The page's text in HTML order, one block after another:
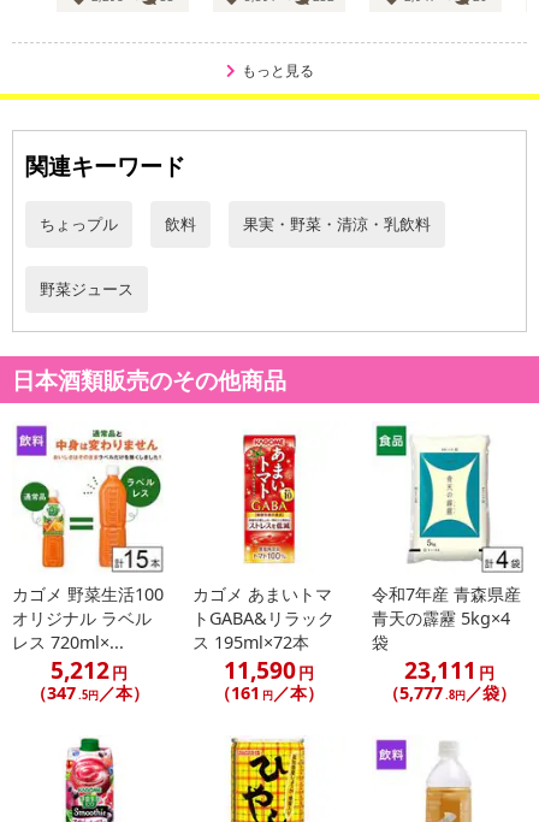
配送日、配送時間が異なる可能性がございます。
発送日カレンダー
休業日
■その他共通および商品カテゴリー別注意事項（※必ずご確認くだ
さい）
こちらの情報は 2026年07月09日 時点での情報となります。
もっと見る
関連キーワード
ちょっプル 飲料 果実・野菜・清涼・乳飲料
野菜ジュース
日本酒類販売のその他商品
カゴメ 野菜生活100
オリジナル ラベル
レス 720ml×...
5,212円
（347.5円／本）
カゴメ あまいトマ
トGABA&リラック
ス 195ml×72本
11,590円
（161 円 ／本）
令和7年産 青森県産
青天の霹靂 5kg×4
袋
23,111 円
（5,777.8円 ／袋）